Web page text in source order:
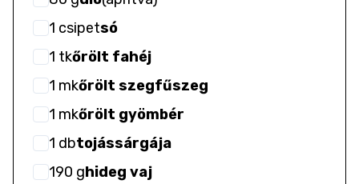
1 csipetsó
1 tkőrölt fahéj
1 mkőrölt szegfűszeg
1 mkőrölt gyömbér
1 dbtojássárgája
190 ghideg vaj